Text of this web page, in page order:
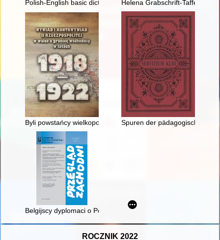
Polish-English basic dictionary of archaeological terminology
Helena Grabschrift-Taffet : a
Byli powstańcy wielkopolscy w służbie wywiadu i
Spuren der pädagogischen
Belgijscy dyplomaci o Polsce w okresie II wojny światowej :
ROCZNIK 2022